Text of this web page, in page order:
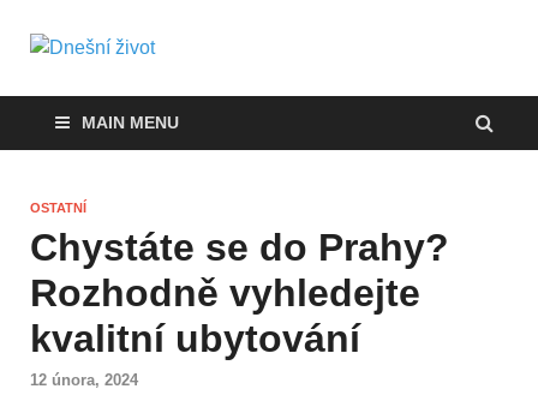
Dnešní život
současnosti
MAIN MENU
OSTATNÍ
Chystáte se do Prahy?
Rozhodně vyhledejte
kvalitní ubytování
12 února, 2024